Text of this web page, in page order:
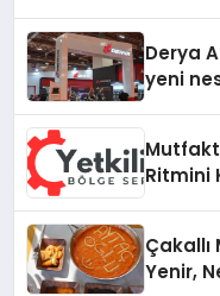
Derya
yeni
Ritmini
Çakallı
Yenir,